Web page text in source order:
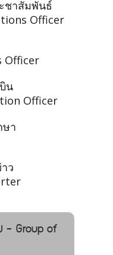
ชาสัมพันธ์
Officer
Officer
น
Officer
ษา
ว
- Group of